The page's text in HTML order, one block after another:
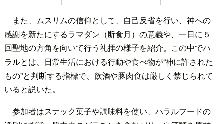
また、ムスリムの信仰として、自己反省を行い、神への
感謝を新たにするラマダン（断食月）の意義や、一日に５
回聖地の方角を向いて行う礼拝の様子を紹介。この中でハ
ラルとは、日常生活における行動や食べ物が“神に許された
もの”と判断する指標で、飲酒や豚肉食は厳しく禁じられて
いると説いた。
参加者はスナック菓子や調味料を使い、ハラルフードの